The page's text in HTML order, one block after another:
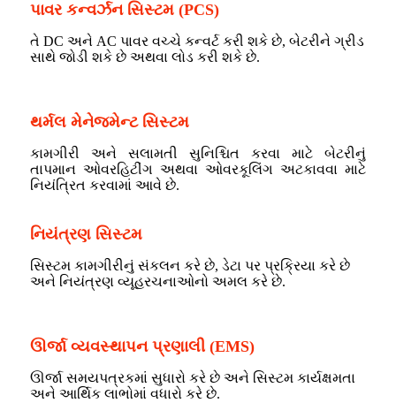
પાવર કન્વર્ઝન સિસ્ટમ (PCS)
તે DC અને AC પાવર વચ્ચે કન્વર્ટ કરી શકે છે, બેટરીને ગ્રીડ
સાથે જોડી શકે છે અથવા લોડ કરી શકે છે.
થર્મલ મેનેજમેન્ટ સિસ્ટમ
કામગીરી અને સલામતી સુનિશ્ચિત કરવા માટે બેટરીનું
તાપમાન ઓવરહિટીંગ અથવા ઓવરકૂલિંગ અટકાવવા માટે
નિયંત્રિત કરવામાં આવે છે.
નિયંત્રણ સિસ્ટમ
સિસ્ટમ કામગીરીનું સંકલન કરે છે, ડેટા પર પ્રક્રિયા કરે છે
અને નિયંત્રણ વ્યૂહરચનાઓનો અમલ કરે છે.
ઊર્જા વ્યવસ્થાપન પ્રણાલી (EMS)
ઊર્જા સમયપત્રકમાં સુધારો કરે છે અને સિસ્ટમ કાર્યક્ષમતા
અને આર્થિક લાભોમાં વધારો કરે છે.